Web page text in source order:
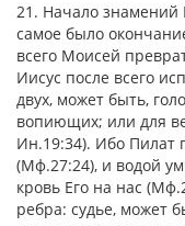
21. Начало знамений
самое было
всего Моисей
Иисус после всего
двух, может быть,
вопиющих; или для
Ин.19:34). Ибо Пилат
(Мф.27:24), и водой
кровь Его на нас
ребра: судье, может